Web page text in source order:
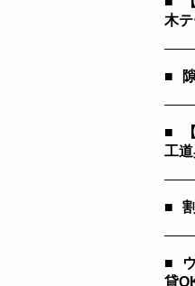
木
■
■
工
■
■
貸